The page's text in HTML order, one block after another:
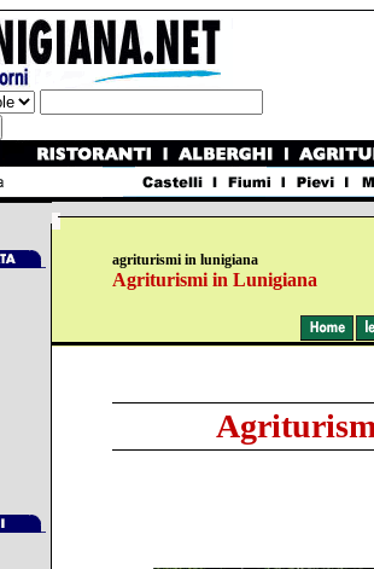
agriturismi in lunigiana
Agriturismi in Lunigiana